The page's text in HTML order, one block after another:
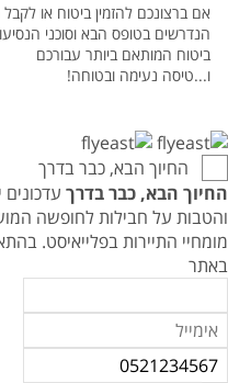
אם ברצונכם להזמין ביטוח או
הנדרשים בטופס הבא וסוכני
ביטוח המותאם ביותר עבורכם
ו...טיסה נעימה ובטוחה!
החיוך הבא, כבר בדרך
החיוך הבא, כבר בדרך
והטבות על חבילות לחופשה
מומחיי התיירות בפלייאיסט.
באתר